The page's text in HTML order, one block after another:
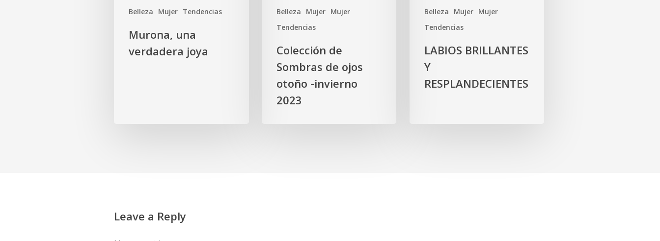
Belleza Mujer Tendencias
Murona, una
verdadera joya
Belleza Mujer Mujer
Tendencias
Colección de
Sombras de ojos
otoño -invierno
2023
Belleza Mujer Mujer
Tendencias
LABIOS BRILLANTES
Y
RESPLANDECIENTES
Leave a Reply